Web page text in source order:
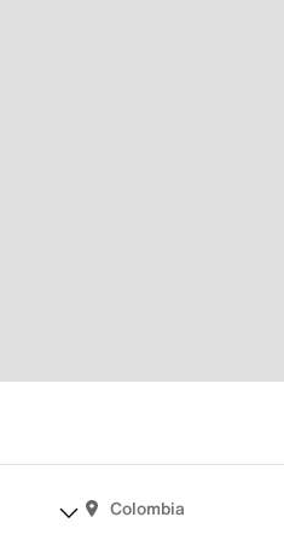
Colombia